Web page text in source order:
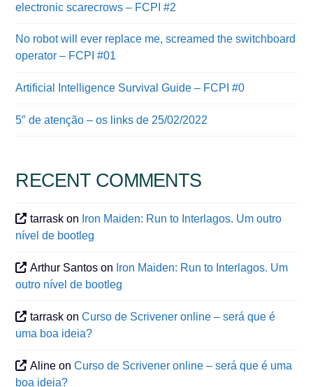
electronic scarecrows – FCPI #2
No robot will ever replace me, screamed the switchboard
operator – FCPI #01
Artificial Intelligence Survival Guide – FCPI #0
5″ de atenção – os links de 25/02/2022
RECENT COMMENTS
tarrask on Iron Maiden: Run to Interlagos. Um outro
nível de bootleg
Arthur Santos on Iron Maiden: Run to Interlagos. Um
outro nível de bootleg
tarrask onCurso de Scrivener online – será que é
uma boa ideia?
Aline onCurso de Scrivener online – será que é uma
boa ideia?